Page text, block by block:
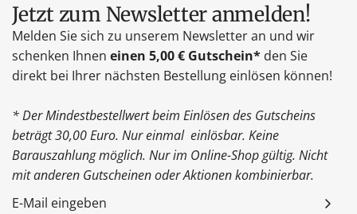
Jetzt zum Newsletter anmelden!
Melden Sie sich zu unserem Newsletter an und wir
schenken Ihnen einen 5,00 € Gutschein* den Sie
direkt bei Ihrer nächsten Bestellung einlösen können!
* Der Mindestbestellwert beim Einlösen des Gutscheins
beträgt 30,00 Euro. Nur einmal einlösbar. Keine
Barauszahlung möglich. Nur im Online-Shop gültig. Nicht
mit anderen Gutscheinen oder Aktionen kombinierbar.